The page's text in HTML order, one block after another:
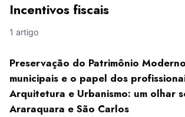
Incentivos fiscais
1 artigo
Preservação do Patrimônio
municipais e o papel dos
Arquitetura e Urbanismo: um olhar
Araraquara e São Carlos